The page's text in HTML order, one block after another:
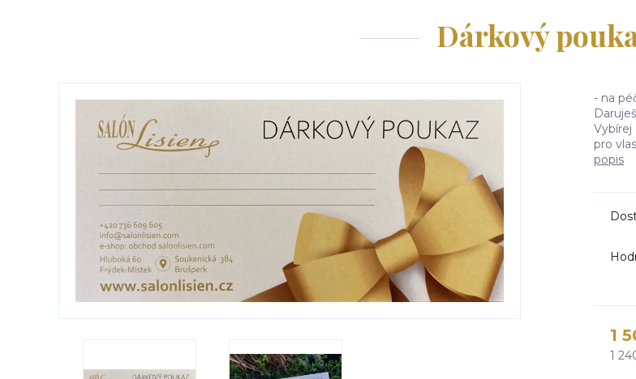
Dárkový
- na
Vybírej
pro
popis
1
1